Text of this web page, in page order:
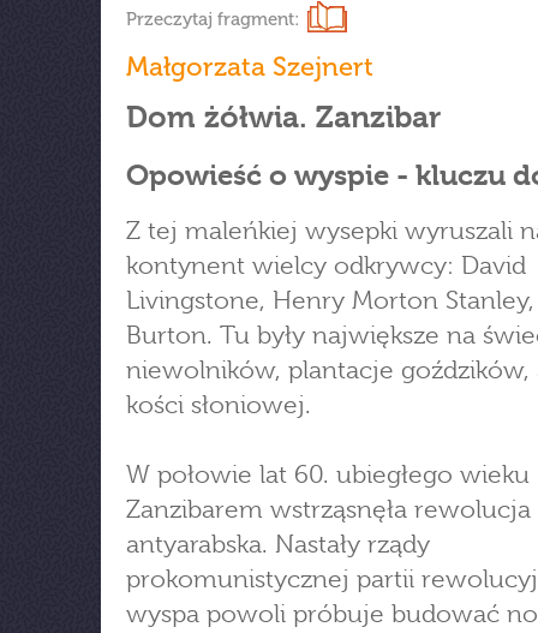
Przeczytaj fragment:
Małgorzata Szejnert
Dom żółwia. Zanzibar
Opowieść o wyspie - kluczu
Z tej maleńkiej wysepki wyruszali
kontynent wielcy odkrywcy: David
Livingstone, Henry Morton
Burton. Tu były największe na
niewolników, plantacje goździków,
kości słoniowej.
W połowie lat 60. ubiegłego wieku
Zanzibarem wstrząsnęła rewolucja
antyarabska. Nastały rządy
prokomunistycznej partii
wyspa powoli próbuje budować